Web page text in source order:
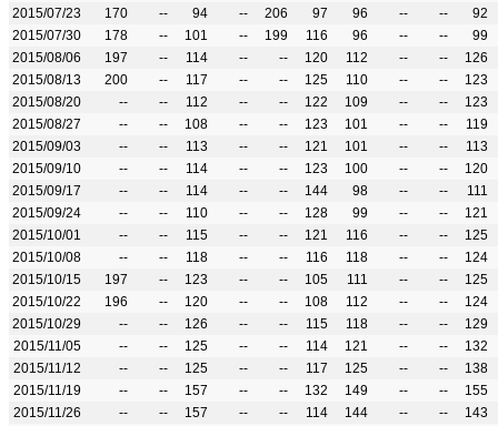
2015/07/23
170 -- 94 -- 206 97 96 -- --
92
2015/07/30
178 -- 101 -- 199 116 96 -- --
99
2015/08/06
197 -- 114 -- -- 120 112 -- --
126
2015/08/13
200 -- 117 -- -- 125 110 -- --
123
2015/08/20
-- -- 112 -- -- 122 109 -- --
123
2015/08/27
-- -- 108 -- -- 123 101 -- --
119
2015/09/03
-- -- 113 -- -- 121 101 -- --
113
2015/09/10
-- -- 114 -- -- 123 100 -- --
120
2015/09/17
-- -- 114 -- -- 144 98 -- --
111
2015/09/24
-- -- 110 -- -- 128 99 -- --
121
2015/10/01
-- -- 115 -- -- 121 116 -- --
125
2015/10/08
-- -- 118 -- -- 116 118 -- --
124
2015/10/15
197 -- 123 -- -- 105 111 -- --
125
2015/10/22
196 -- 120 -- -- 108 112 -- --
124
2015/10/29
-- -- 126 -- -- 115 118 -- --
129
2015/11/05
-- -- 125 -- -- 114 121 -- --
132
2015/11/12
-- -- 125 -- -- 117 125 -- --
138
2015/11/19
-- -- 157 -- -- 132 149 -- --
155
2015/11/26
-- -- 157 -- -- 114 144 -- --
143